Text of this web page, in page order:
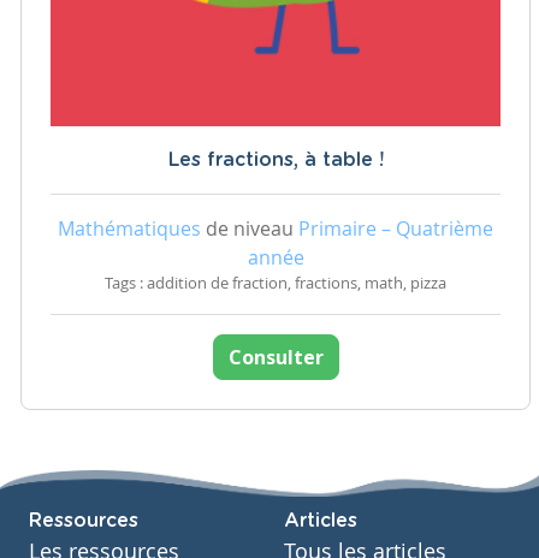
Les fractions, à table !
Mathématiques de niveau Primaire – Quatrième
année
Tags : addition de fraction, fractions, math, pizza
Consulter
Ressources
Les ressources
Articles
Tous les articles